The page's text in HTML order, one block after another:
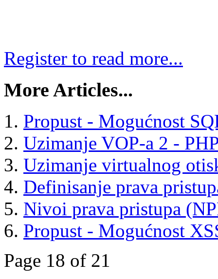
Register to read more...
More Articles...
Propust - Mogućnost
Uzimanje VOP-a 2 -
Uzimanje virtualnog
Definisanje prava
Nivoi prava pristupa
Propust - Mogućnost
Page 18 of 21